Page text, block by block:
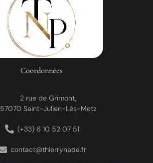
Coordonnées
2 rue de Grimont,
57070 Saint-Julien-Lès-Metz
(+33) 6 10 52 07 51
contact@thierrynade.fr